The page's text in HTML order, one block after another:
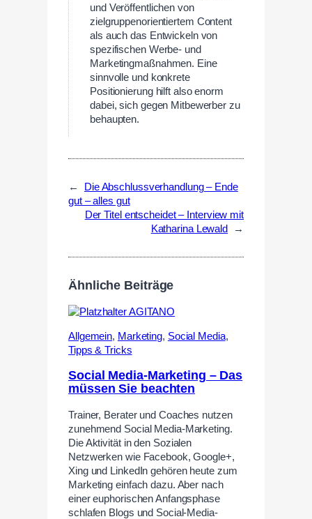
und Veröffentlichen von
zielgruppenorientiertem Content
als auch das Entwickeln von
spezifischen Werbe- und
Marketingmaßnahmen. Eine
sinnvolle und konkrete
Positionierung hilft also enorm
dabei, sich gegen Mitbewerber zu
behaupten.
←
Die Abschlussverhandlung – Ende
gut – alles gut
Der Titel entscheidet – Interview mit
Katharina Lewald
→
Ähnliche Beiträge
Allgemein, Marketing, Social Media,
Tipps & Tricks
Social Media-Marketing – Das
müssen Sie beachten
Trainer, Berater und Coaches nutzen
zunehmend Social Media-Marketing.
Die Aktivität in den Sozialen
Netzwerken wie Facebook, Google+,
Xing und LinkedIn gehören heute zum
Marketing einfach dazu. Aber nach
einer euphorischen Anfangsphase
schlafen Blogs und Social-Media-